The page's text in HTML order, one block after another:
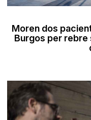
Moren dos
Burgos per